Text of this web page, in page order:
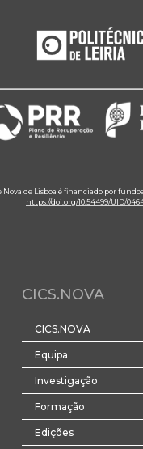
de Lisboa é financiado por
https://doi.org/10.54499/UID/
CICS.NOVA
CICS.NOVA
Equipa
Investigação
Formação
Edições